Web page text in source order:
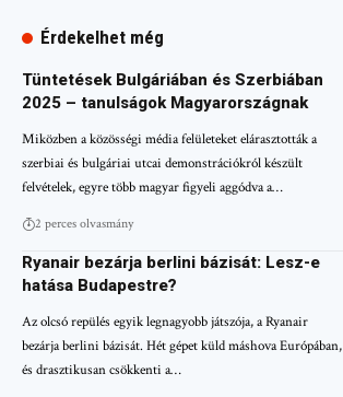
Érdekelhet még
Tüntetések Bulgáriában és Szerbiában
2025 – tanulságok Magyarországnak
Miközben a közösségi média felületeket elárasztották a
szerbiai és bulgáriai utcai demonstrációkról készült
felvételek, egyre több magyar figyeli aggódva a…
2 perces olvasmány
Ryanair bezárja berlini bázisát: Lesz-e
hatása Budapestre?
Az olcsó repülés egyik legnagyobb játszója, a Ryanair
bezárja berlini bázisát. Hét gépet küld máshova Európában,
és drasztikusan csökkenti a…